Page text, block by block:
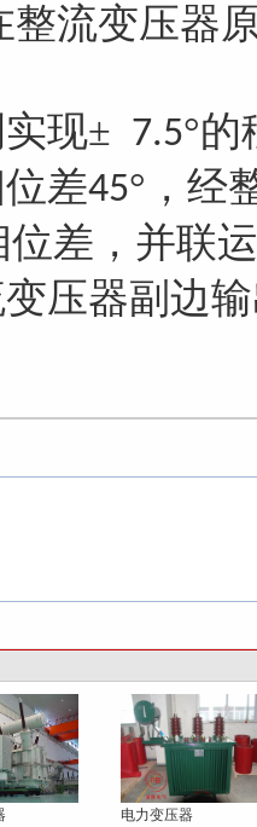
整流变压器
现± 7.5°的
差45°，经
位差，并联
压器副边
电力变压器